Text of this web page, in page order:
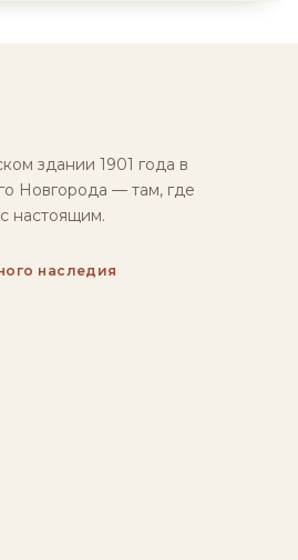
здании 1901 года в
Новгорода — там, где
настоящим.
наследия